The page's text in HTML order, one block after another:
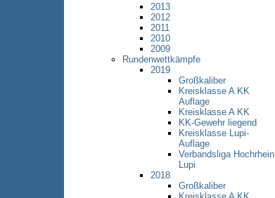
2013
2012
2011
2010
2009
Rundenwettkämpfe
2019
Großkaliber
Kreisklasse A KK
Auflage
Kreisklasse A KK
KK-Gewehr liegend
Kreisklasse Lupi-
Auflage
Verbandsliga Hochrhein
Lupi
2018
Großkaliber